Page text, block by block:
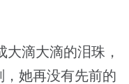
滴大滴的泪珠，
她再没有先前的